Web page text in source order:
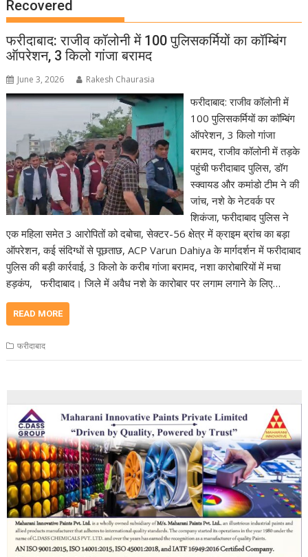
Recovered
फरीदाबाद: राजीव कॉलोनी में 100 पुलिसकर्मियों का कॉम्बिंग
ऑपरेशन, 3 किलो गांजा बरामद
June 3, 2026 Rakesh Chaurasia
फरीदाबाद: राजीव कॉलोनी में
100 पुलिसकर्मियों का कॉम्बिंग
ऑपरेशन, 3 किलो गांजा
बरामद, राजीव कॉलोनी में तड़के
पहुंची फरीदाबाद पुलिस, डॉग
स्क्वायड और कमांडो टीम ने की
जांच, नशे के नेटवर्क पर
शिकंजा, फरीदाबाद पुलिस ने
एक महिला समेत 3 आरोपितों को दबोचा, सेक्टर-56 क्षेत्र में क्राइम ब्रांच का बड़ा
ऑपरेशन, कई संदिग्धों से पूछताछ, ACP Varun Dahiya के मार्गदर्शन में फरीदाबाद
पुलिस की बड़ी कार्रवाई, 3 किलो के करीब गांजा बरामद, नशा कारोबारियों में मचा
हड़कंप, फरीदाबाद। जिले में अवैध नशे के कारोबार पर लगाम लगाने के लिए…
READ MORE
फरीदाबाद